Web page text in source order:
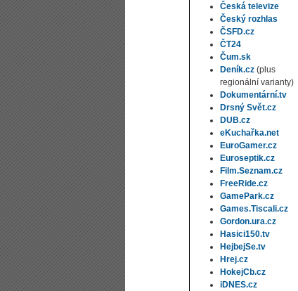
Česká televize
Český rozhlas
ČSFD.cz
ČT24
Čum.sk
Deník.cz (plus
regionální varianty)
Dokumentární.tv
Drsný Svět.cz
DUB.cz
eKuchařka.net
EuroGamer.cz
Euroseptik.cz
Film.Seznam.cz
FreeRide.cz
GamePark.cz
Games.Tiscali.cz
Gordon.ura.cz
Hasici150.tv
HejbejSe.tv
Hrej.cz
HokejCb.cz
iDNES.cz